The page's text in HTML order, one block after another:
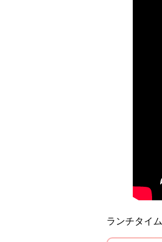
ランチタイ